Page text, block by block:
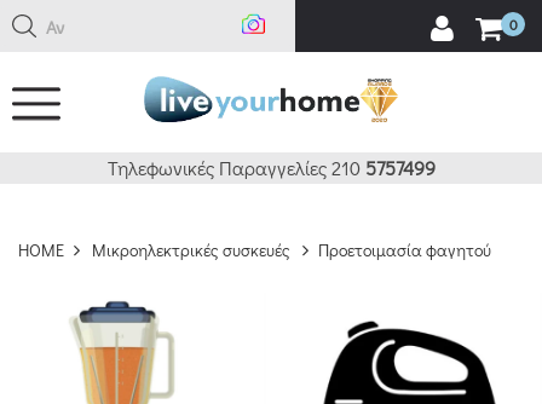
Αναζή 0
Τηλεφωνικές Παραγγελίες 210 5757499
HOME Μικροηλεκτρικές συσκευές Προετοιμασία φαγητού
ΔΕΙΤΕ 80 ΠΡΟΪΟΝΤΑ